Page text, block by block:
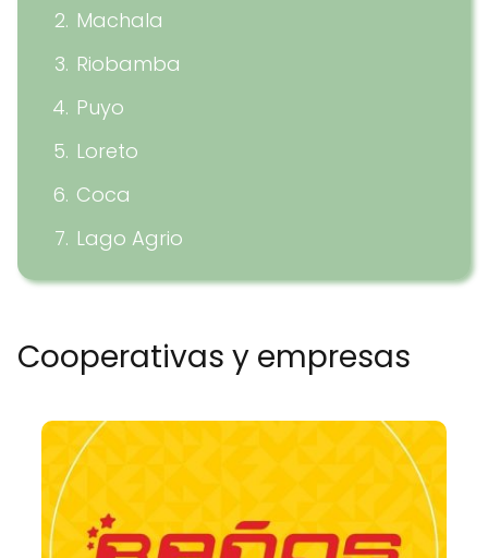
Machala
Riobamba
Puyo
Loreto
Coca
Lago Agrio
Cooperativas y empresas